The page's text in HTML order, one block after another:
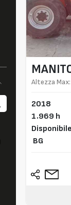
Altezza
2018
1.969 h
Disponibile
BG